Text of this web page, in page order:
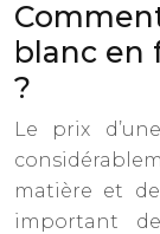
blanc en
?
Le prix
matière et
important